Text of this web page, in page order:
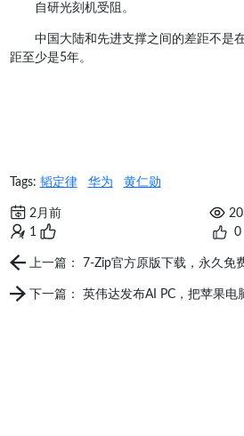
自研光刻机受阻。
中国大陆和先进支撑之间的差距不是
距至少是5年。
Tags: 韬定律 华为 黄仁勋
2月前
1
0
上一篇： 7-Zip官方原版下载，永久免
下一篇： 英伟达发布AI PC，把苹果电脑